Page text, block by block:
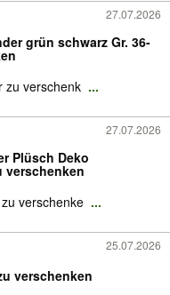
27.07.2026
grün schwarz Gr. 36-
zu verschenk ...
27.07.2026
Plüsch Deko
verschenken
verschenke ...
25.07.2026
verschenken